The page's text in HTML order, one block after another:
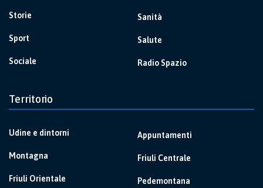
Storie
Sport
Sociale
Sanità
Salute
Radio Spazio
Territorio
Udine e dintorni
Montagna
Friuli Orientale
Appuntamenti
Friuli Centrale
Pedemontana